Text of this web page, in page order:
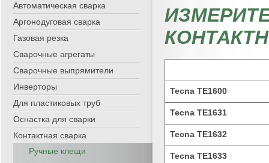
Автоматическая сварка
Аргонодуговая сварка
Газовая резка
Сварочные агрегаты
Сварочные выпрямители
Инверторы
Для пластиковых труб
Оснастка для сварки
Контактная сварка
Ручные клещи
Tecna TE1600
Tecna TE1631
Tecna TE1632
Tecna TE1633